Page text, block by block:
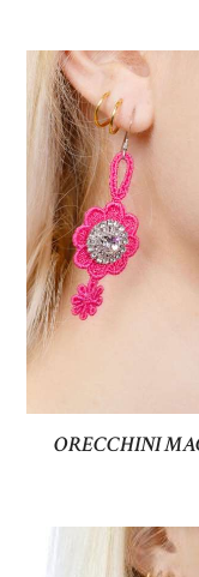
ORECCHINI